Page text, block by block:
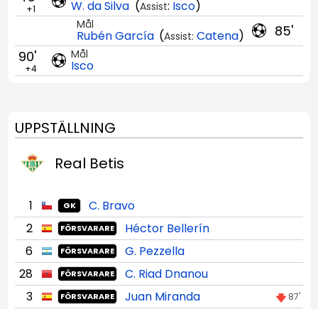
W. da Silva (Assist: Isco)
+1
85'
Mål
Rubén García (Assist: Catena)
Mål
Isco
90'
+4
UPPSTÄLLNING
Real Betis
1 GK
C. Bravo
2
FÖRSVARARE
Héctor Bellerín
6
FÖRSVARARE
G. Pezzella
28
FÖRSVARARE
C. Riad Dnanou
3
FÖRSVARARE Juan Miranda 87'